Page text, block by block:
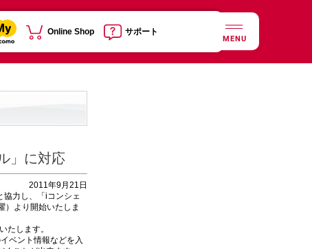
Online Shop サポート
MENU
」に対応
2011年9月21日
協力し、「iコンシェ
）より開始いたしま
たします。
ベント情報などを入